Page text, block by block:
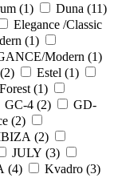
(1) Duna (11)
Elegance /Classic
(1)
Modern (1)
2) Estel (1)
Forest (1)
GC-4 (2)
GD-
(2)
(2)
JULY (3)
(4) Kvadro (3)